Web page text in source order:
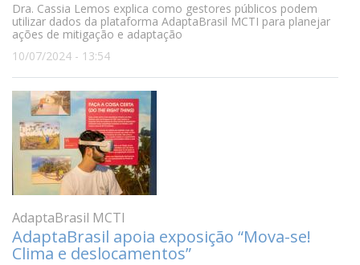
Dra. Cassia Lemos explica como gestores públicos podem
utilizar dados da plataforma AdaptaBrasil MCTI para planejar
ações de mitigação e adaptação
10/07/2024 - 13:54
AdaptaBrasil MCTI
AdaptaBrasil apoia exposição “Mova-se!
Clima e deslocamentos”